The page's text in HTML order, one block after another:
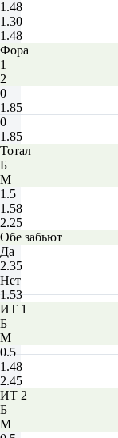
1.48
1.30
1.48
Фора
1
2
0
1.85
0
1.85
Тотал
Б
М
1.5
1.58
2.25
Обе забьют
Да
2.35
Нет
1.53
ИТ 1
Б
М
0.5
1.48
2.45
ИТ 2
Б
М